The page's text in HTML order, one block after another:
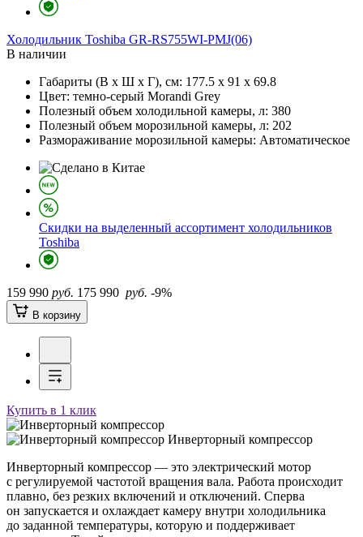
Холодильник Toshiba GR-RS755WI-PMJ(06)
В наличии
Габариты (В х Ш х Г), см: 177.5 х 91 х 69.8
Цвет: темно-серый Morandi Grey
Полезный объем холодильной камеры, л: 380
Полезный объем морозильной камеры, л: 202
Размораживание морозильной камеры: Автоматическое
Скидки на выделенный ассортимент холодильников
Toshiba
159 990 руб. 175 990 руб. -9%
В корзину
Купить в 1 клик
Инверторный компрессор
Инверторный компрессор — это электрический мотор
с регулируемой частотой вращения вала. Работа происходит
плавно, без резких включений и отключений. Сперва
он запускается и охлаждает камеру внутри холодильника
до заданной температуры, которую и поддерживает